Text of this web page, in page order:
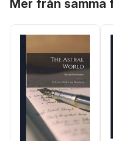
Mer från